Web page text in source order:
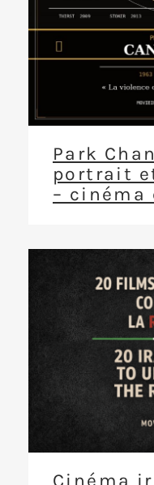
Park
portrait
– cinéma
Cinéma